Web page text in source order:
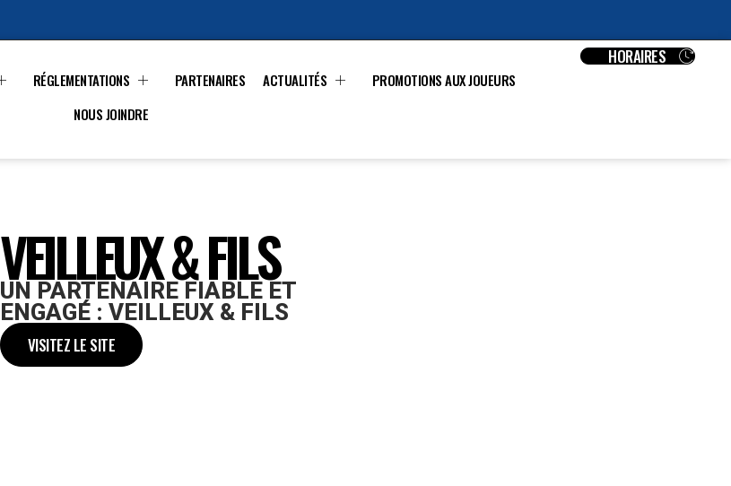
RÉGLEMENTATIONS PARTENAIRES ACTUALITÉS
PROMOTIONS AUX JOUEURS
NOUS JOINDRE
HORAIRES
VEILLEUX & FILS
UN PARTENAIRE FIABLE ET
ENGAGÉ : VEILLEUX & FILS
VISITEZ LE SITE